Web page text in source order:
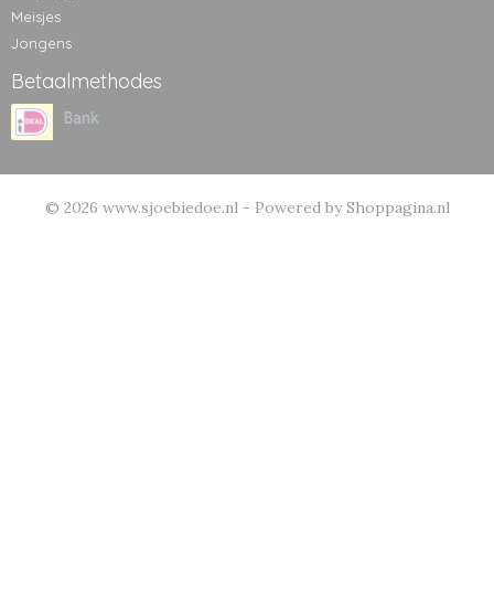
Meisjes
Jongens
Betaalmethodes
© 2026 www.sjoebiedoe.nl - Powered by Shoppagina.nl